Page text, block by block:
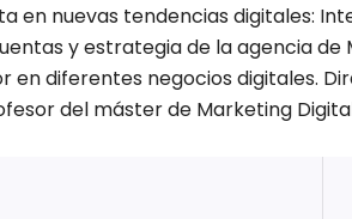
en nuevas tendencias digitales:
y estrategia de la agencia
en diferentes negocios digitales.
del máster de Marketing